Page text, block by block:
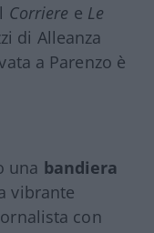
Corriere e Le
di Alleanza
a Parenzo è
una bandiera
vibrante
con